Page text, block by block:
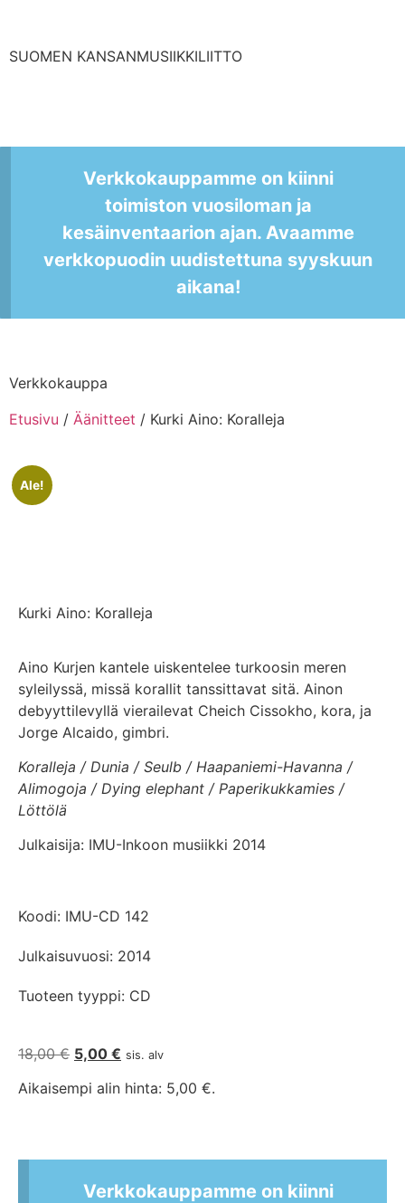
SUOMEN KANSANMUSIIKKILIITTO
Verkkokauppamme on kiinni
toimiston vuosiloman ja
kesäinventaarion ajan. Avaamme
verkkopuodin uudistettuna syyskuun
aikana!
Verkkokauppa
Etusivu / Äänitteet / Kurki Aino: Koralleja
Ale!
Kurki Aino: Koralleja
Aino Kurjen kantele uiskentelee turkoosin meren
syleilyssä, missä korallit tanssittavat sitä. Ainon
debyyttilevyllä vierailevat Cheich Cissokho, kora, ja
Jorge Alcaido, gimbri.
Koralleja / Dunia / Seulb / Haapaniemi-Havanna /
Alimogoja / Dying elephant / Paperikukkamies /
Löttölä
Julkaisija: IMU-Inkoon musiikki 2014
Koodi: IMU-CD 142
Julkaisuvuosi: 2014
Tuoteen tyyppi: CD
18,00€ 5,00 € sis. alv
Aikaisempi alin hinta: 5,00 €.
Verkkokauppamme on kiinni